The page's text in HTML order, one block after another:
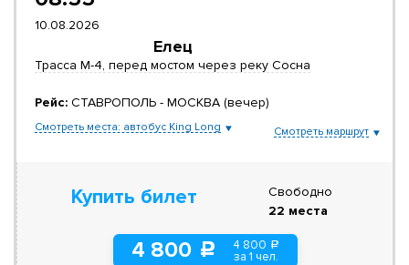
10.08.2026
Елец
Трасса М-4, перед мостом через реку Сосна
Рейс: СТАВРОПОЛЬ - МОСКВА (вечер)
Смотреть места: автобус King Long Смотреть маршрут
Купить билет
4 800 c 4 800 a
за 1 чел.
Свободно
22 места